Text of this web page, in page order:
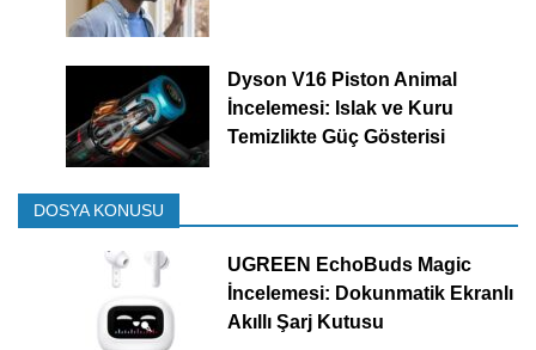
Dyson V16 Piston Animal
İncelemesi: Islak ve Kuru
Temizlikte Güç Gösterisi
DOSYA KONUSU
UGREEN EchoBuds Magic
İncelemesi: Dokunmatik Ekranlı
Akıllı Şarj Kutusu